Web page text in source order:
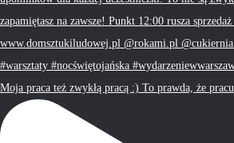
Moja praca też zwykłą pracą :) To prawda, że pracu